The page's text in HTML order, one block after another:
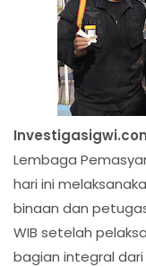
Lembaga
hari ini
binaan dan
WIB setelah
bagian integral